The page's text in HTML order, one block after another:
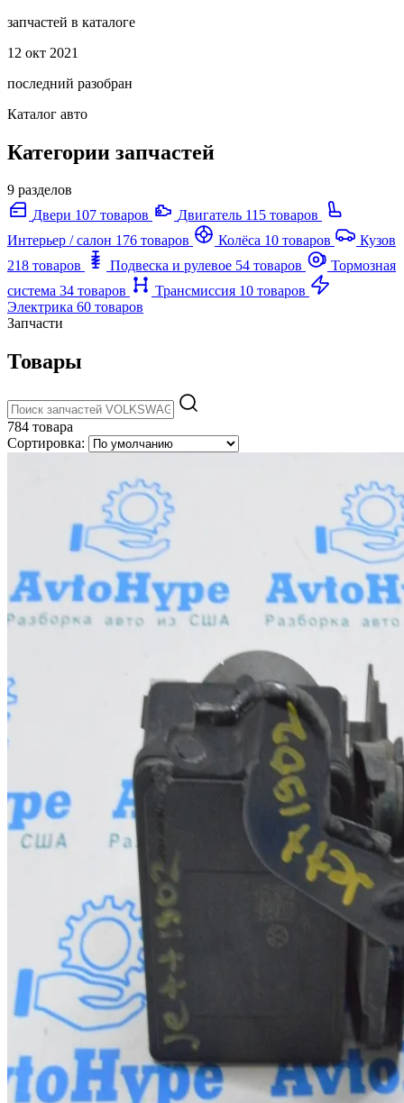
запчастей в каталоге
12 окт 2021
последний разобран
Каталог авто
Категории запчастей
9 разделов
Двери 107 товаров Двигатель 115 товаров
Интерьер / салон 176 товаров Колёса 10 товаров
Кузов
218 товаров
Подвеска и рулевое 54 товаров
Тормозная
система 34 товаров Трансмиссия 10 товаров
Электрика 60 товаров
Запчасти
Товары
784 товара
Сортировка: